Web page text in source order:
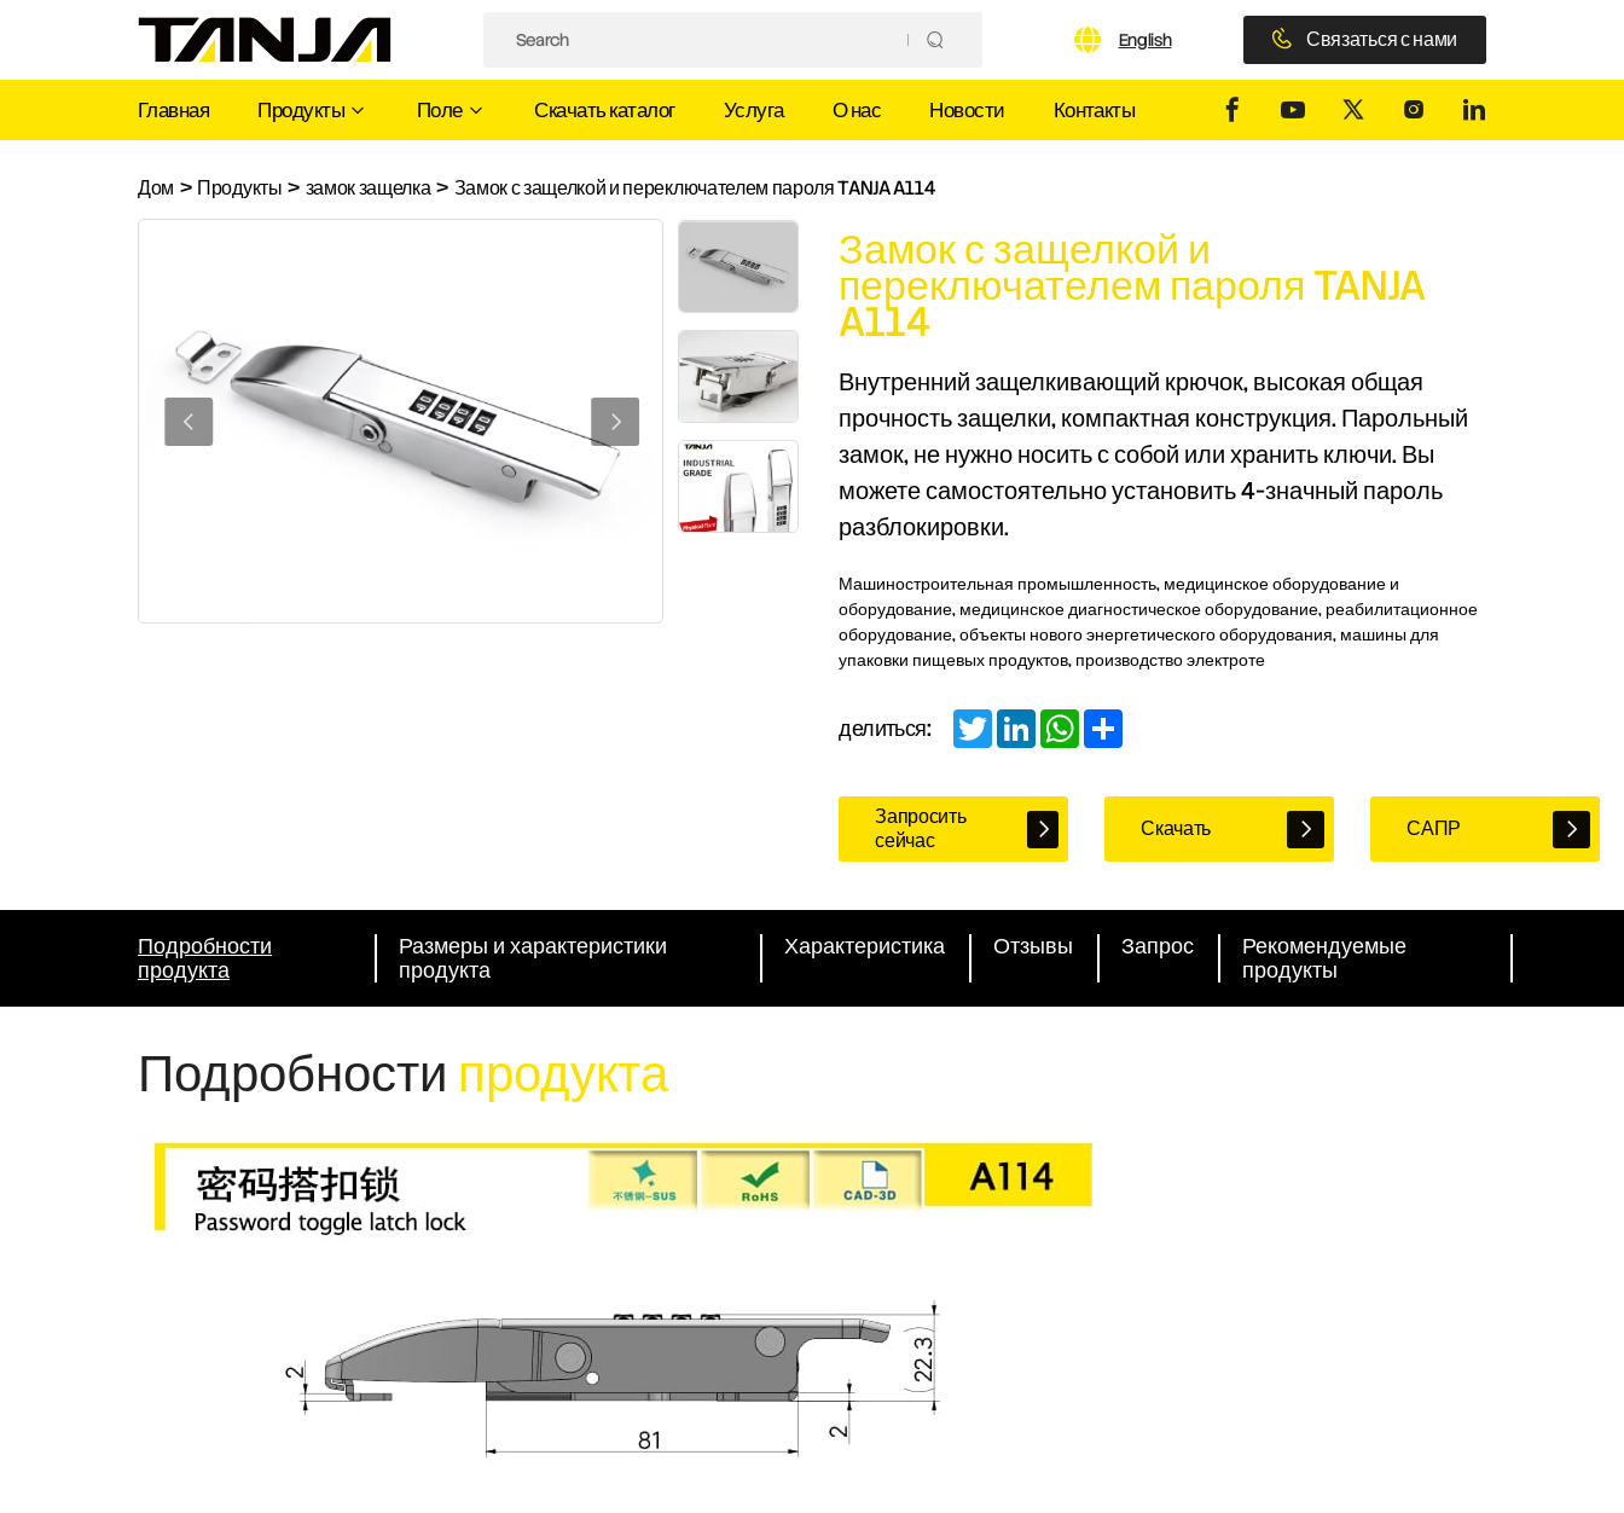
English Связаться с нами
Главная Продукты Поле Скачать каталог Услуга О нас Новости Контакты
переключателем
Дом > Продукты > замок защелка > Замок с защелкой и переключателем пароля TANJA A114
Замок с защелкой и
переключателем пароля TANJA
A114
Внутренний защелкивающий крючок, высокая общая
прочность защелки, компактная конструкция. Парольный
замок, не нужно носить с собой или хранить ключи. Вы
можете самостоятельно установить 4-значный пароль
разблокировки.
Машиностроительная промышленность, медицинское оборудование и
оборудование, медицинское диагностическое оборудование, реабилитационное
оборудование, объекты нового энергетического оборудования, машины для
упаковки пищевых продуктов, производство электроте
делиться: TwitterLinkedInWhatsApp
Share
Запросить
сейчас
Скачать САПР
Подробности
продукта
Размеры и характеристики
продукта
Характеристика Отзывы Запрос
Рекомендуемые
продукты
Подробности продукта